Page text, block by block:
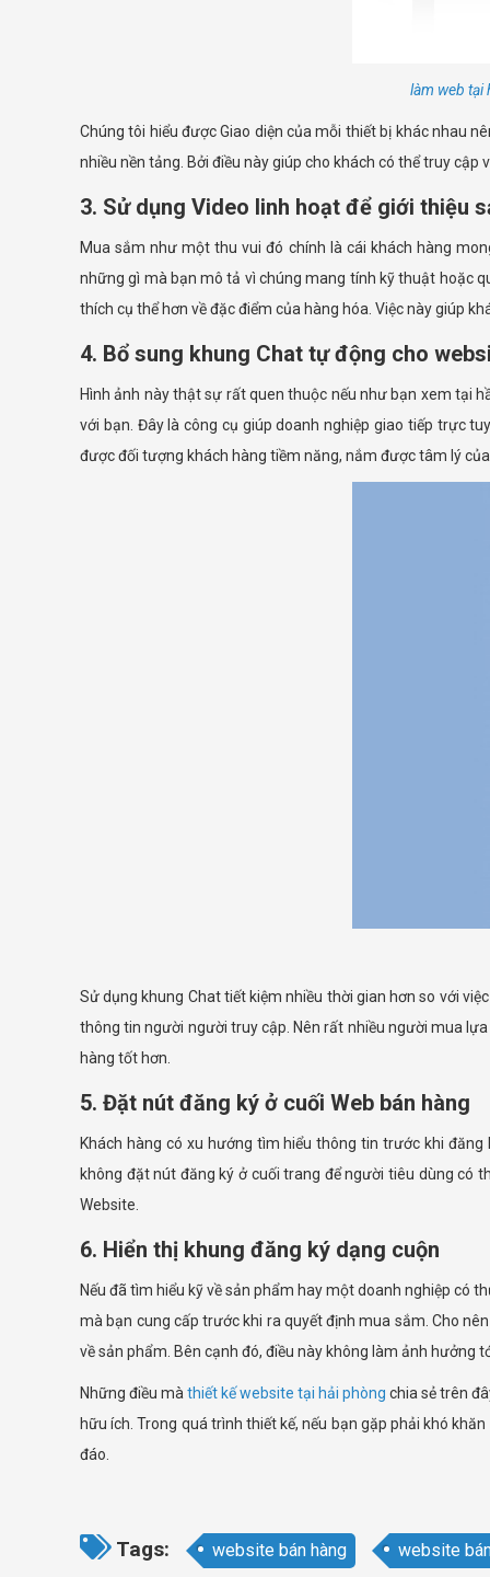
làm web tại
Chúng tôi hiểu được Giao diện của mỗi thiết bị khác nhau
nhiều nền tảng. Bởi điều này giúp cho khách có thể truy
3. Sử dụng Video linh hoạt để giới thiệu
Mua sắm như một thu vui đó chính là cái khách hàng
những gì mà bạn mô tả vì chúng mang tính kỹ thuật hoặc
thích cụ thể hơn về đặc điểm của hàng hóa. Việc này giúp
4. Bổ sung khung Chat tự động cho
Hình ảnh này thật sự rất quen thuộc nếu như bạn xem tại
với bạn. Đây là công cụ giúp doanh nghiệp giao tiếp trực
được đối tượng khách hàng tiềm năng, nắm được tâm lý
Sử dụng khung Chat tiết kiệm nhiều thời gian hơn so với
thông tin người người truy cập. Nên rất nhiều người mua
hàng tốt hơn.
5. Đặt nút đăng ký ở cuối Web bán hàng
Khách hàng có xu hướng tìm hiểu thông tin trước khi
không đặt nút đăng ký ở cuối trang để người tiêu dùng có
Website.
6. Hiển thị khung đăng ký dạng cuộn
Nếu đã tìm hiểu kỹ về sản phẩm hay một doanh nghiệp có
mà bạn cung cấp trước khi ra quyết định mua sắm. Cho
về sản phẩm. Bên cạnh đó, điều này không làm ảnh hưởng
Những điều màthiết kế website tại hải phòng chia sẻ trên
hữu ích. Trong quá trình thiết kế, nếu bạn gặp phải khó
đáo.
Tags: website bán hàng website